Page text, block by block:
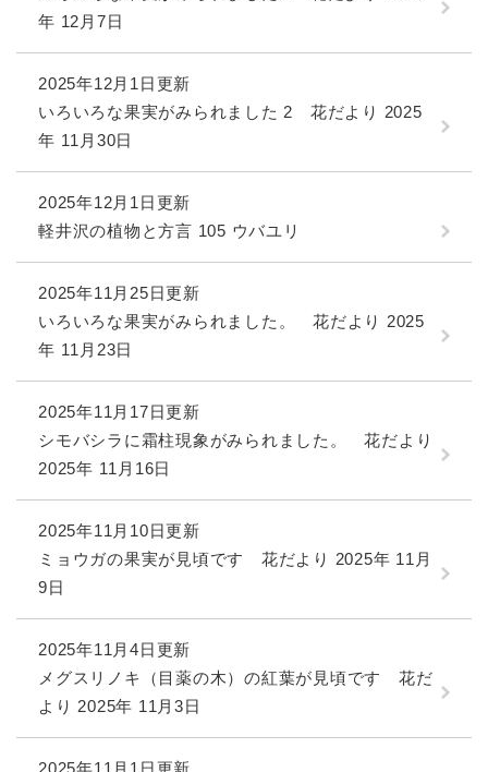
年 12月7日
2025年12月1日更新
いろいろな果実がみられました 2 花だより 2025
年 11月30日
2025年12月1日更新
軽井沢の植物と方言 105 ウバユリ
2025年11月25日更新
いろいろな果実がみられました。 花だより 2025
年 11月23日
2025年11月17日更新
シモバシラに霜柱現象がみられました。 花だより
2025年 11月16日
2025年11月10日更新
ミョウガの果実が見頃です 花だより 2025年 11月
9日
2025年11月4日更新
メグスリノキ（目薬の木）の紅葉が見頃です 花だ
より 2025年 11月3日
2025年11月1日更新